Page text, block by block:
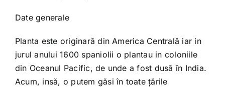
Date generale
Planta este originară din America Centrală iar in
jurul anului 1600 spaniolii o plantau in coloniile
din Oceanul Pacific, de unde a fost dusă în India.
Acum, insă, o putem găsi în toate ţările